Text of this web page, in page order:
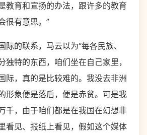
教育和宣扬的办法，跟许多的教育
很有意思。”
际的联系，马云以为“每各民族、
独特的东西，咱们坐在自己家里，
际，真的是比较难的。我没去非洲
形象便是落后，便是赤贫。可是我
千，由于咱们都是在我国在幻想非
看见、报纸上看见，假如这个媒体